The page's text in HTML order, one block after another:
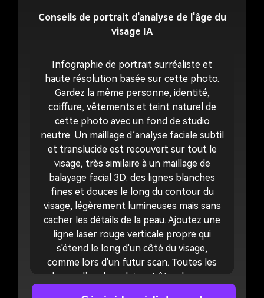
Conseils de portrait d'analyse de l'âge du
visage IA
Infographie de portrait surréaliste et
haute résolution basée sur cette photo.
Gardez la même personne, identité,
coiffure, vêtements et teint naturel de
cette photo avec un fond de studio
neutre. Un maillage d’analyse faciale subtil
et translucide est recouvert sur tout le
visage, très similaire à un maillage de
balayage facial 3D: des lignes blanches
fines et douces le long du contour du
visage, légèrement lumineuses mais sans
cacher les détails de la peau. Ajoutez une
ligne laser rouge verticale propre qui
s'étend le long d'un côté du visage,
comme lors d'un futur scan. Toutes les
lignes d’analyse doivent être douces,